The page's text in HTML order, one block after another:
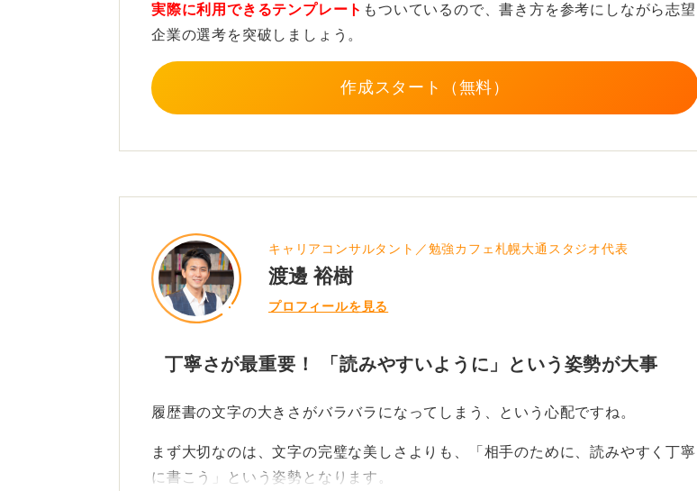
崩さないようにします。余白は上下に10mm以上を確保し、行間は文字の高さの
0.7倍程度を意識してください。
業界による差でいうと、以下の傾向があります。
る傾向が強いです。一方で、クリエイティブ職は読みやすさに加えレイアウトの
しょう。迷ったら素直で読みやすい状態を目指すのが最適です。気になるとき
は、書き直すのが安心だと思います。
0
実際に利用できるテンプレート もついているので、書き方を参考にしながら志望
企業の選考を突破しましょう。
作成スタート（無料）
キャリアコンサルタント／勉強カフェ札幌大通スタジオ代表
渡邊 裕樹
プロフィールを見る
丁寧さが最重要！ 「読みやすいように」という姿勢が大事
履歴書の文字の大きさがバラバラになってしまう、という心配ですね。
まず大切なのは、文字の完璧な美しさよりも、「相手のために、読みやすく丁寧
に書こう」という姿勢となります。